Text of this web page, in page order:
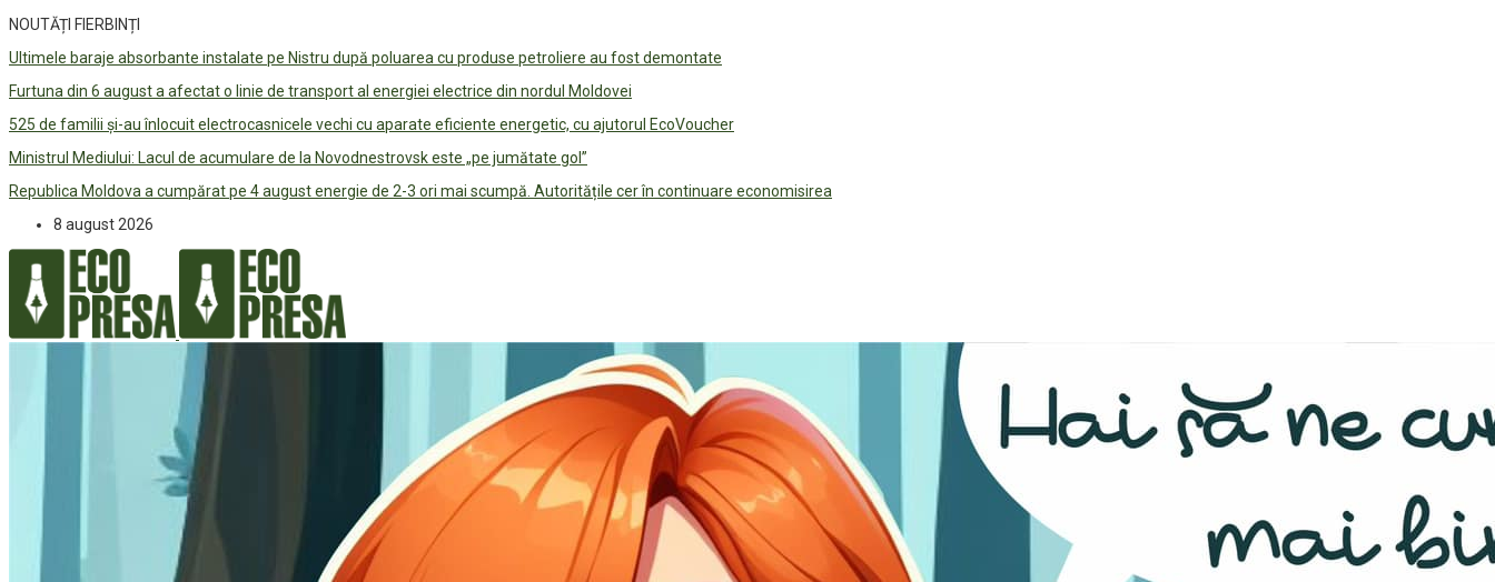
NOUTĂȚI FIERBINȚI
Ultimele baraje absorbante instalate pe Nistru după poluarea cu produse petroliere au fost demontate
Furtuna din 6 august a afectat o linie de transport al energiei electrice din nordul Moldovei
525 de familii și-au înlocuit electrocasnicele vechi cu aparate eficiente energetic, cu ajutorul EcoVoucher
Ministrul Mediului: Lacul de acumulare de la Novodnestrovsk este „pe jumătate gol”
Republica Moldova a cumpărat pe 4 august energie de 2-3 ori mai scumpă. Autoritățile cer în continuare economisirea
8 august 2026